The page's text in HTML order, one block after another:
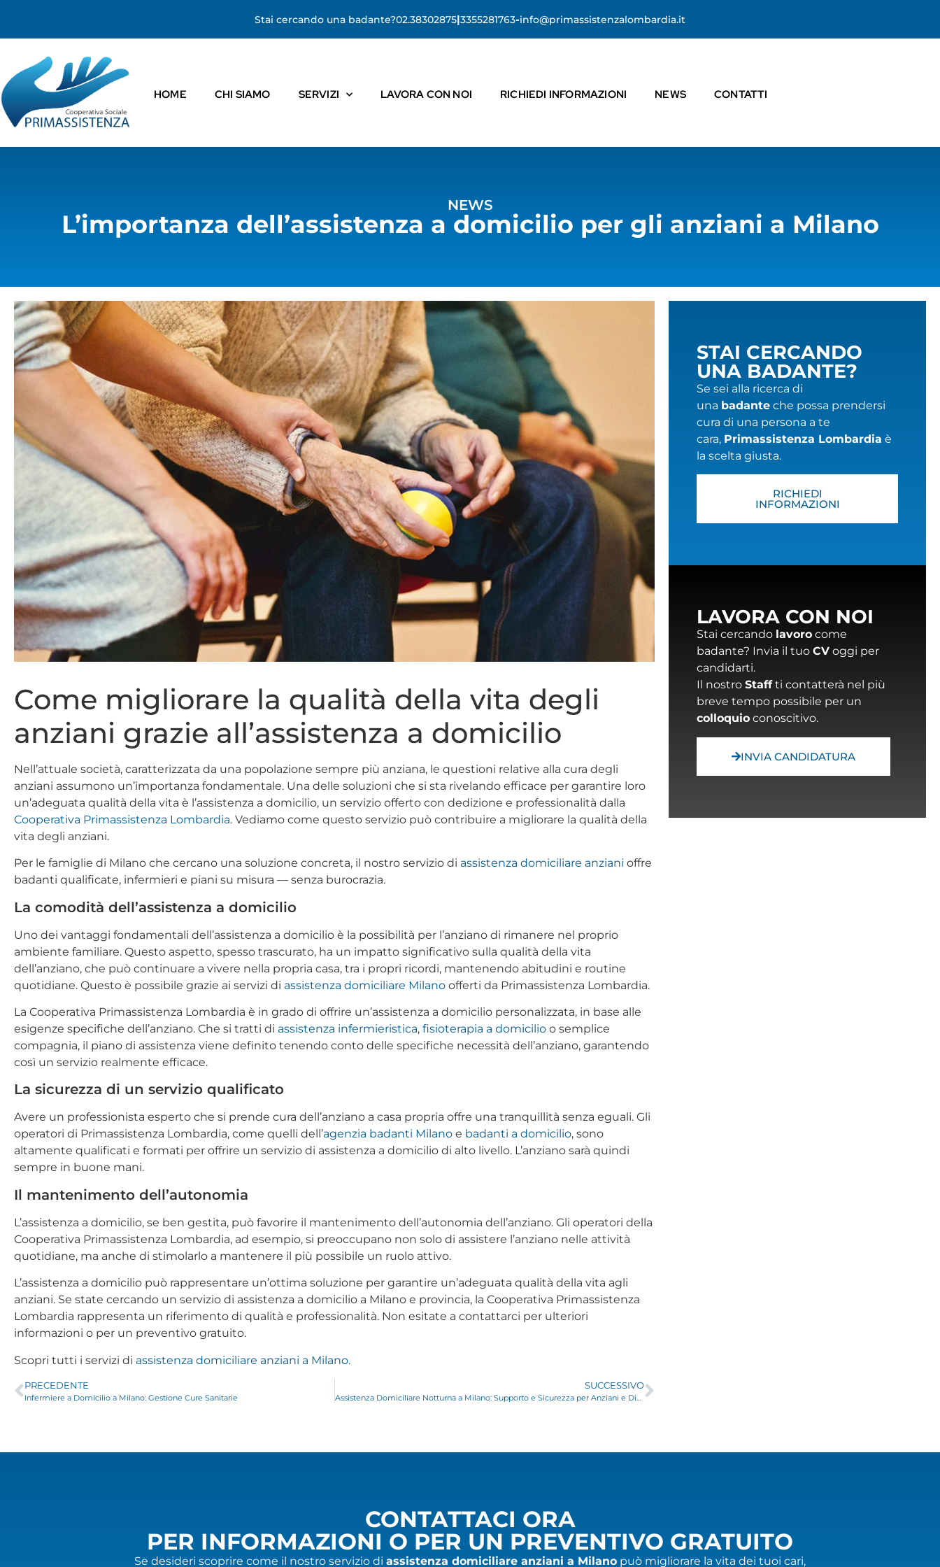
Stai cercando una badante?02.38302875|3355281763-info@primassistenzalombardia.it
HOME CHI SIAMO SERVIZI LAVORA CON NOI RICHIEDI INFORMAZIONI NEWS CONTATTI
NEWS
L’importanza dell’assistenza a domicilio per gli anziani a Milano
Come migliorare la qualità della vita degli
anziani grazie all’assistenza a domicilio
Nell’attuale società, caratterizzata da una popolazione sempre più anziana, le questioni relative alla cura degli
anziani assumono un’importanza fondamentale. Una delle soluzioni che si sta rivelando efficace per garantire loro
un’adeguata qualità della vita è l’assistenza a domicilio, un servizio offerto con dedizione e professionalità dalla
Cooperativa Primassistenza Lombardia. Vediamo come questo servizio può contribuire a migliorare la qualità della
vita degli anziani.
Per le famiglie di Milano che cercano una soluzione concreta, il nostro servizio di assistenza domiciliare anziani offre
badanti qualificate, infermieri e piani su misura — senza burocrazia.
La comodità dell’assistenza a domicilio
Uno dei vantaggi fondamentali dell’assistenza a domicilio è la possibilità per l’anziano di rimanere nel proprio
ambiente familiare. Questo aspetto, spesso trascurato, ha un impatto significativo sulla qualità della vita
dell’anziano, che può continuare a vivere nella propria casa, tra i propri ricordi, mantenendo abitudini e routine
quotidiane. Questo è possibile grazie ai servizi di assistenza domiciliare Milano offerti da Primassistenza Lombardia.
La Cooperativa Primassistenza Lombardia è in grado di offrire un’assistenza a domicilio personalizzata, in base alle
esigenze specifiche dell’anziano. Che si tratti di assistenza infermieristica, fisioterapia a domicilio o semplice
compagnia, il piano di assistenza viene definito tenendo conto delle specifiche necessità dell’anziano, garantendo
così un servizio realmente efficace.
La sicurezza di un servizio qualificato
Avere un professionista esperto che si prende cura dell’anziano a casa propria offre una tranquillità senza eguali. Gli
operatori di Primassistenza Lombardia, come quelli dell’agenzia badanti Milano e badanti a domicilio, sono
altamente qualificati e formati per offrire un servizio di assistenza a domicilio di alto livello. L’anziano sarà quindi
sempre in buone mani.
Il mantenimento dell’autonomia
L’assistenza a domicilio, se ben gestita, può favorire il mantenimento dell’autonomia dell’anziano. Gli operatori della
Cooperativa Primassistenza Lombardia, ad esempio, si preoccupano non solo di assistere l’anziano nelle attività
quotidiane, ma anche di stimolarlo a mantenere il più possibile un ruolo attivo.
L’assistenza a domicilio può rappresentare un’ottima soluzione per garantire un’adeguata qualità della vita agli
anziani. Se state cercando un servizio di assistenza a domicilio a Milano e provincia, la Cooperativa Primassistenza
Lombardia rappresenta un riferimento di qualità e professionalità. Non esitate a contattarci per ulteriori
informazioni o per un preventivo gratuito.
Scopri tutti i servizi di assistenza domiciliare anziani a Milano.
PRECEDENTE
Infermiere a Domicilio a Milano: Gestione Cure Sanitarie
SUCCESSIVO
Assistenza Domiciliare Notturna a Milano: Supporto e Sicurezza per Anziani e Disabili
STAI CERCANDO
UNA BADANTE?
Se sei alla ricerca di
una badante che possa prendersi
cura di una persona a te
cara, Primassistenza Lombardia è
la scelta giusta.
RICHIEDI
INFORMAZIONI
LAVORA CON NOI
Stai cercando lavoro come
badante? Invia il tuoCV oggi per
candidarti.
Il nostroStaffti contatterà nel più
breve tempo possibile per un
colloquio conoscitivo.
INVIA CANDIDATURA
CONTATTACI ORA
PER INFORMAZIONI O PER UN PREVENTIVO GRATUITO
Se desideri scoprire come il nostro servizio di assistenza domiciliare anziani a Milano può migliorare la vita dei tuoi cari,